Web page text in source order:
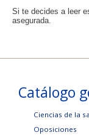
Si te decides a leer
asegurada.
Catálogo
Ciencias de la
Oposiciones